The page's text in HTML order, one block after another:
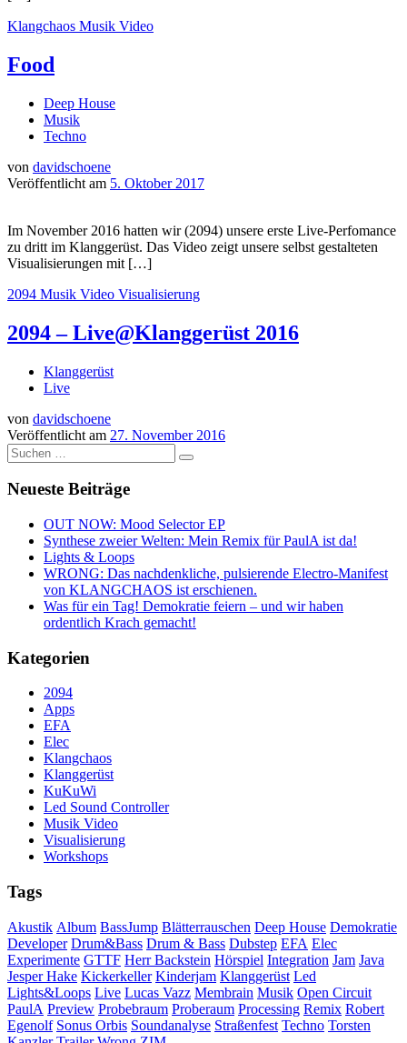
Klangchaos Musik Video
Food
Deep House
Musik
Techno
von davidschoene
Veröffentlicht am 5. Oktober 2017
Im November 2016 hatten wir (2094) unsere erste Live-Perfomance
zu dritt im Klanggerüst. Das Video zeigt unsere selbst gestalteten
Visualisierungen mit […]
2094 Musik Video Visualisierung
2094 – Live@Klanggerüst 2016
Klanggerüst
Live
von davidschoene
Veröffentlicht am 27. November 2016
Suche
Suchen …
Neueste Beiträge
OUT NOW: Mood Selector EP
Synthese zweier Welten: Mein Remix für PaulA ist da!
Lights & Loops
WRONG: Das nachdenkliche, pulsierende Electro-Manifest
von KLANGCHAOS ist erschienen.
Was für ein Tag! Demokratie feiern – und wir haben
ordentlich Krach gemacht!
Kategorien
2094
Apps
EFA
Elec
Klangchaos
Klanggerüst
KuKuWi
Led Sound Controller
Musik Video
Visualisierung
Workshops
Tags
Akustik Album BassJump Blätterrauschen Deep House Demokratie
Developer Drum&Bass Drum & Bass Dubstep EFA Elec
Experimente GTTF Herr Backstein Hörspiel Integration Jam Java
Jesper Hake Kickerkeller Kinderjam Klanggerüst Led
Lights&Loops Live Lucas Vazz Membrain Musik Open Circuit
PaulA Preview Probebraum Proberaum Processing Remix Robert
Egenolf Sonus Orbis Soundanalyse Straßenfest Techno Torsten